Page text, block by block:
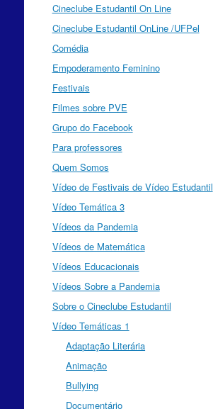
Cineclube Estudantil On Line
Cineclube Estudantil OnLine /UFPel
Comédia
Empoderamento Feminino
Festivais
Filmes sobre PVE
Grupo do Facebook
Para professores
Quem Somos
Vídeo de Festivais de Vídeo Estudantil
Vídeo Temática 3
Vídeos da Pandemia
Vídeos de Matemática
Vídeos Educacionais
Vídeos Sobre a Pandemia
Sobre o Cineclube Estudantil
Vídeo Temáticas 1
Adaptação Literária
Animação
Bullying
Documentário